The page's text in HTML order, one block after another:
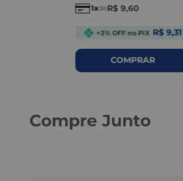
1 deR$ 9,60
+3% OFF no PIX R$ 9,31
COMPRAR
Compre Junto